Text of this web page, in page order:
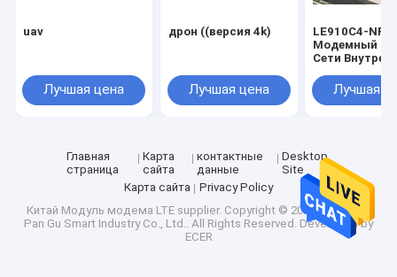
uav
Лучшая цена
дрон ((версия 4k)
Лучшая цена
LE910C4-NF
Модемный
Сети
Лучшая
Главная
страница
Карта
сайта
контактные
данные
Desktop
Site
Карта сайта
Privacy Policy
Китай Модуль модема LTE supplier. Copyright © 2026 Shenzhen
Pan Gu Smart Industry Co., Ltd.. All Rights Reserved. Developed by
ECER